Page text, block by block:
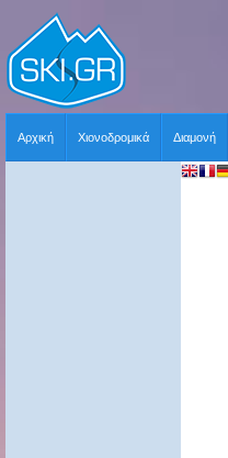
Αρχική Χιονοδρομικά Διαμονή